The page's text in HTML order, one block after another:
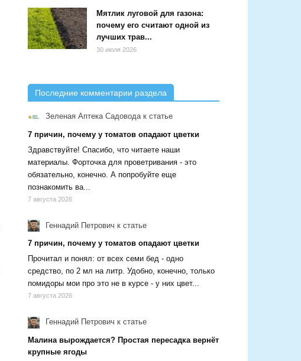
Мятлик луговой для газона:
почему его считают одной из
лучших трав...
30 июля 2026
Последние комментарии раздела
Зеленая Аптека Садоводак статье
7 причин, почему у томатов опадают цветки
Здравствуйте! Спасибо, что читаете наши
материалы. Форточка для проветривания - это
обязательно, конечно. А попробуйте еще
познакомить ва...
7 августа 2026
Геннадий Петрович к статье
7 причин, почему у томатов опадают цветки
Прочитал и понял: от всех семи бед - одно
средство, по 2 мл на литр. Удобно, конечно, только
помидоры мои про это не в курсе - у них цвет...
7 августа 2026
Геннадий Петрович к статье
Малина вырождается? Простая пересадка вернёт
крупные ягоды